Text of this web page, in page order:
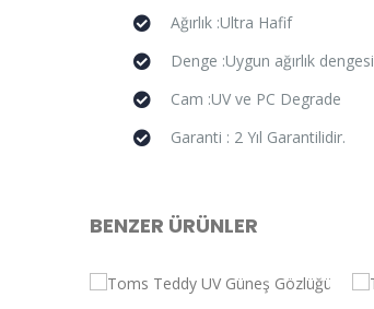
Ağırlık :Ultra Hafif
Denge :Uygun ağırlık dengesi
Cam :UV ve PC Degrade
Garanti : 2 Yıl Garantilidir.
BENZER ÜRÜNLER